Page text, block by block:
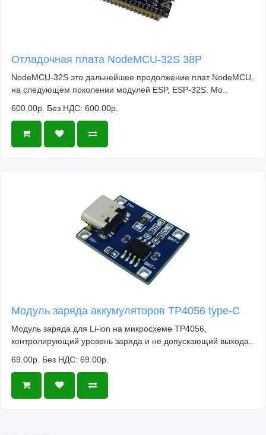
Отладочная плата NodeMCU-32S 38P
NodeMCU-32S это дальнейшее продолжение плат NodeMCU,
на следующем поколении модулей ESP, ESP-32S. Мо..
600.00р. Без НДС: 600.00р.
Модуль заряда аккумуляторов TP4056 type-C
Модуль заряда для Li-ion на микросхеме TP4056,
контролирующий уровень заряда и не допускающий выхода..
69.00р. Без НДС: 69.00р.